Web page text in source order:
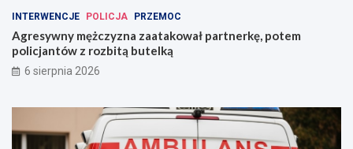
INTERWENCJE POLICJA PRZEMOC
Agresywny mężczyzna zaatakował partnerkę, potem
policjantów z rozbitą butelką
6 sierpnia 2026